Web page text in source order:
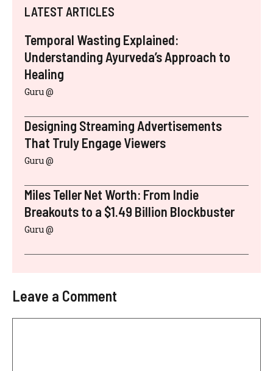
LATEST ARTICLES
Temporal Wasting Explained:
Understanding Ayurveda’s Approach to
Healing
Guru @
Designing Streaming Advertisements
That Truly Engage Viewers
Guru @
Miles Teller Net Worth: From Indie
Breakouts to a $1.49 Billion Blockbuster
Guru @
Leave a Comment